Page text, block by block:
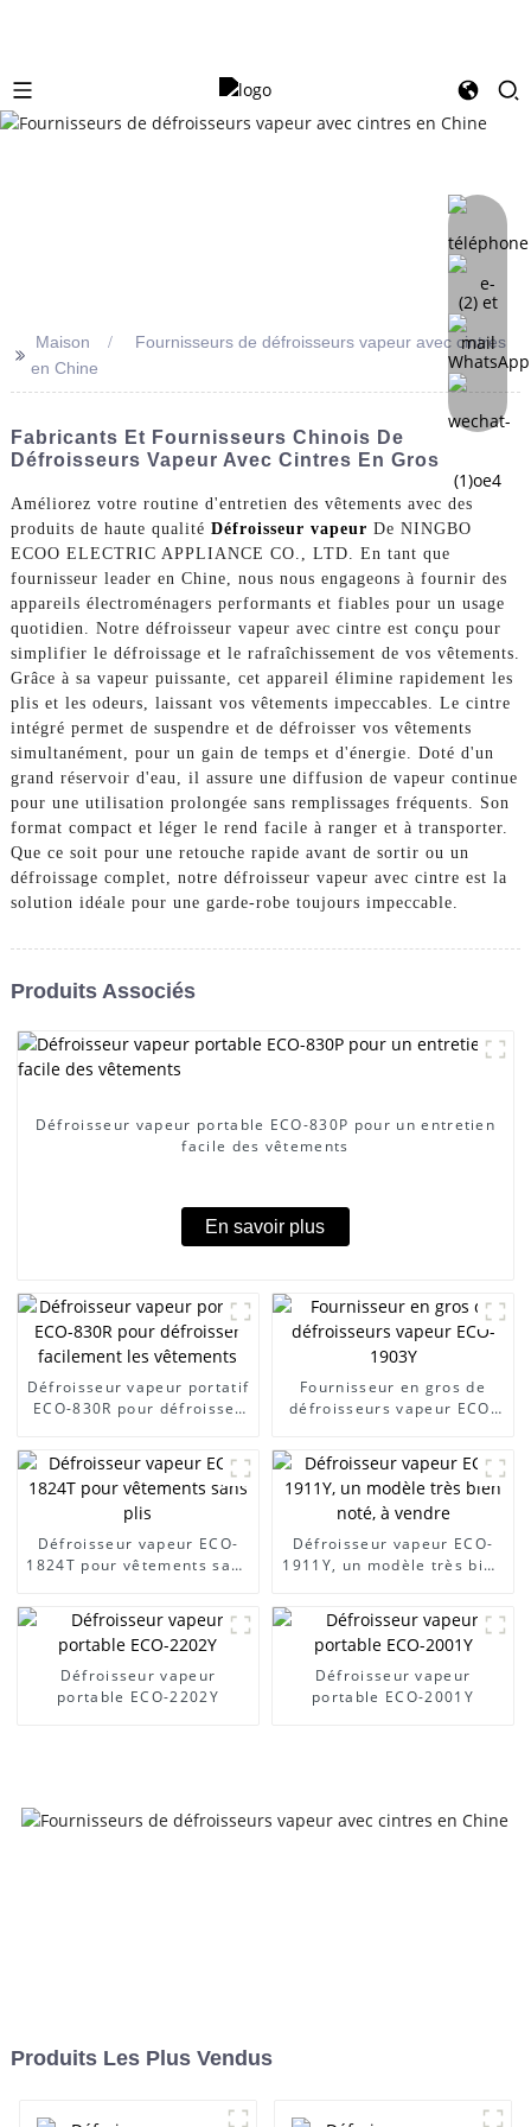
>> Maison
Fournisseurs de défroisseurs vapeur avec cintres
en Chine
Fabricants Et Fournisseurs Chinois De
Défroisseurs Vapeur Avec Cintres En Gros
Améliorez votre routine d'entretien des vêtements avec des
produits de haute qualité Défroisseur vapeur De NINGBO
ECOO ELECTRIC APPLIANCE CO., LTD. En tant que
fournisseur leader en Chine, nous nous engageons à fournir des
appareils électroménagers performants et fiables pour un usage
quotidien. Notre défroisseur vapeur avec cintre est conçu pour
simplifier le défroissage et le rafraîchissement de vos vêtements.
Grâce à sa vapeur puissante, cet appareil élimine rapidement les
plis et les odeurs, laissant vos vêtements impeccables. Le cintre
intégré permet de suspendre et de défroisser vos vêtements
simultanément, pour un gain de temps et d'énergie. Doté d'un
grand réservoir d'eau, il assure une diffusion de vapeur continue
pour une utilisation prolongée sans remplissages fréquents. Son
format compact et léger le rend facile à ranger et à transporter.
Que ce soit pour une retouche rapide avant de sortir ou un
défroissage complet, notre défroisseur vapeur avec cintre est la
solution idéale pour une garde-robe toujours impeccable.
Produits Associés
Défroisseur vapeur portable ECO-830P pour un entretien
facile des vêtements
En savoir plus
Défroisseur vapeur portatif
ECO-830R pour défroisser
Fournisseur en gros de
défroisseurs vapeur ECO-
Défroisseur vapeur ECO-
1824T pour vêtements sans
Défroisseur vapeur ECO-
1911Y, un modèle très bien
Défroisseur vapeur
portable ECO-2202Y
Défroisseur vapeur
portable ECO-2001Y
Produits Les Plus Vendus